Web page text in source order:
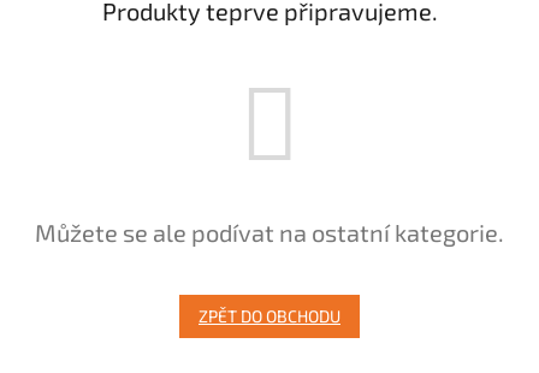
Produkty teprve připravujeme.
Můžete se ale podívat na ostatní kategorie.
ZPĚT DO OBCHODU